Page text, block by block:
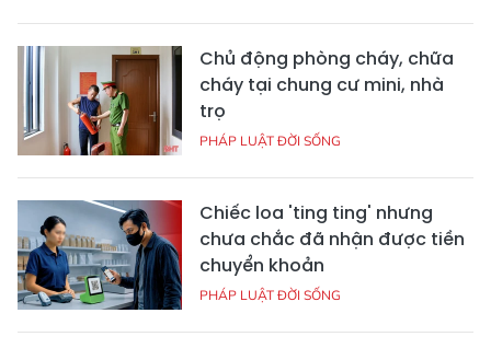
Chủ động phòng cháy, chữa
cháy tại chung cư mini, nhà
trọ
PHÁP LUẬT ĐỜI SỐNG
Chiếc loa 'ting ting' nhưng
chưa chắc đã nhận được tiền
chuyển khoản
PHÁP LUẬT ĐỜI SỐNG